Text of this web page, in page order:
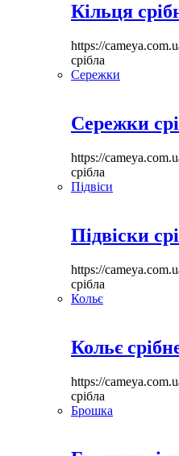
Кільця
https://
срібла
Сережки
Сережки
https://
срібла
Підвіси
Підвіски
https://
срібла
Кольє
Кольє
https://
срібла
Брошка